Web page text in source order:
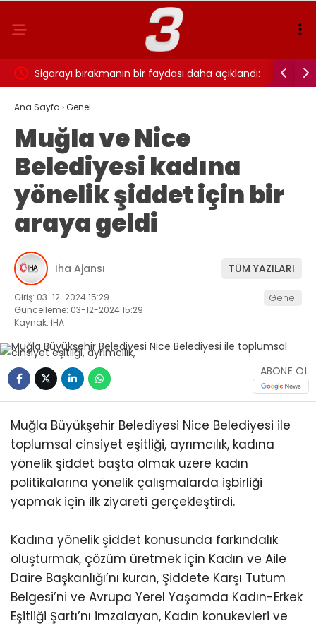
Sigarayı bırakmanın bir faydası daha açıklandı:
Beyin sağlığı için 7 yıl detayı dikkat çekti
Ana Sayfa ›Genel
Muğla ve Nice
Belediyesi kadına
yönelik şiddet için bir
araya geldi
İha Ajansı TÜM YAZILARI
Giriş: 03-12-2024 15:29
Güncelleme: 03-12-2024 15:29
Kaynak: İHA
Genel
ABONE OL
Muğla Büyükşehir Belediyesi Nice Belediyesi ile
toplumsal cinsiyet eşitliği, ayrımcılık, kadına
yönelik şiddet başta olmak üzere kadın
politikalarına yönelik çalışmalarda işbirliği
yapmak için ilk ziyareti gerçekleştirdi.
Kadına yönelik şiddet konusunda farkındalık
oluşturmak, çözüm üretmek için Kadın ve Aile
Daire Başkanlığı’nı kuran, Şiddete Karşı Tutum
Belgesi’ni ve Avrupa Yerel Yaşamda Kadın-Erkek
Eşitliği Şartı’nı imzalayan, Kadın konukevleri ve